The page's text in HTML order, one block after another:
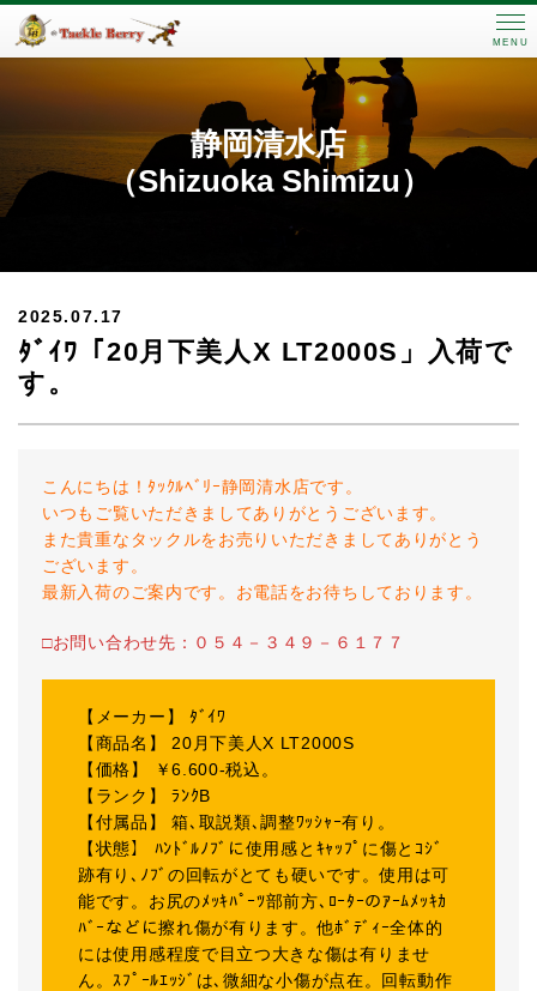
MENU
静岡清水店
（Shizuoka Shimizu）
2025.07.17
ﾀﾞｲﾜ「20月下美人X LT2000S」入荷で
す。
こんにちは！ﾀｯｸﾙﾍﾞﾘｰ静岡清水店です。
いつもご覧いただきましてありがとうございます。
また貴重なタックルをお売りいただきましてありがとう
ございます。
最新入荷のご案内です。お電話をお待ちしております。
□お問い合わせ先：０５４－３４９－６１７７
【メーカー】 ﾀﾞｲﾜ
【商品名】 20月下美人X LT2000S
【価格】 ￥6.600-税込。
【ランク】 ﾗﾝｸB
【付属品】 箱､取説類､調整ﾜｯｼｬｰ有り。
【状態】 ﾊﾝﾄﾞﾙﾉﾌﾞに使用感とｷｬｯﾌﾟに傷とｺｼﾞ
跡有り､ﾉﾌﾞの回転がとても硬いです。使用は可
能です。お尻のﾒｯｷﾊﾟｰﾂ部前方､ﾛｰﾀｰのｱｰﾑﾒｯｷｶ
ﾊﾞｰなどに擦れ傷が有ります。他ﾎﾞﾃﾞｨｰ全体的
には使用感程度で目立つ大きな傷は有りませ
ん。ｽﾌﾟｰﾙｴｯｼﾞは､微細な小傷が点在。回転動作